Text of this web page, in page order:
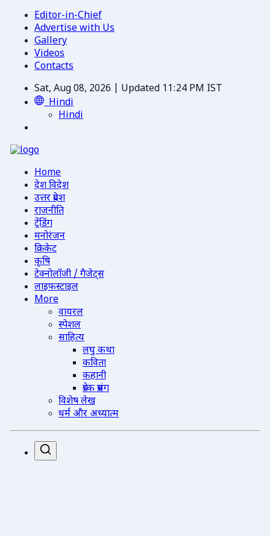
Editor-in-Chief
Advertise with Us
Gallery
Videos
Contacts
Sat, Aug 08, 2026 | Updated 11:24 PM IST
Hindi
Hindi
Home
देश विदेश
उत्तर प्रदेश
राजनीति
ट्रेंडिंग
मनोरंजन
क्रिकेट
कृषि
टेक्नोलॉजी / गैजेट्स
लाइफस्टाइल
More
वायरल
स्पेशल
साहित्य
लघु कथा
कविता
कहानी
प्रेरक प्रसंग
विशेष लेख
धर्म और अध्यात्म